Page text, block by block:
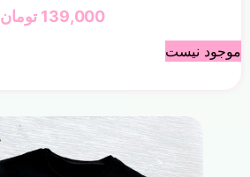
139,000 تومان
موجود نیست